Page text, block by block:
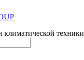
климатической техники